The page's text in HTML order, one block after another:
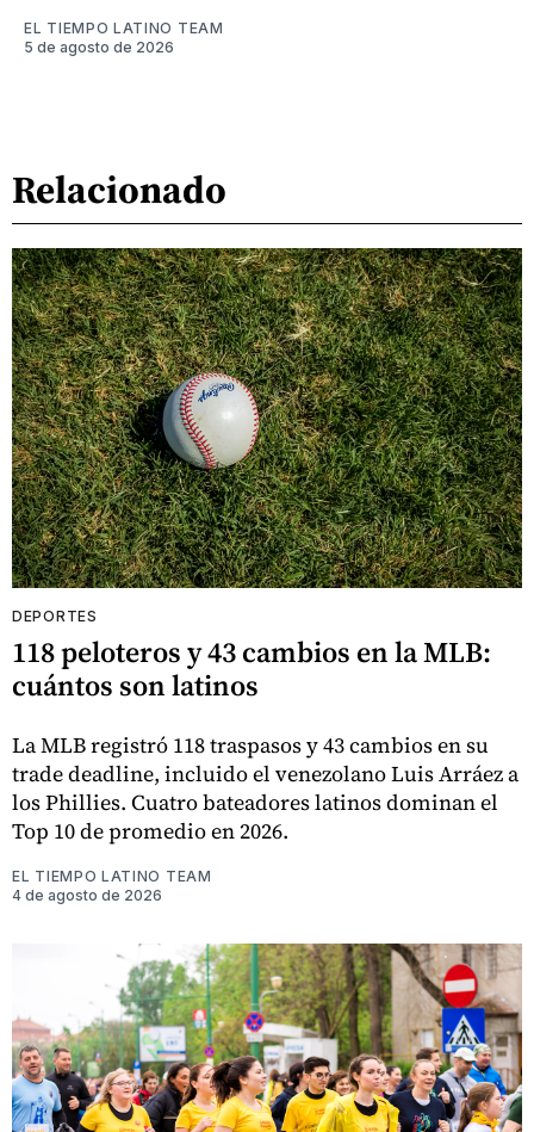
EL TIEMPO LATINO TEAM
5 de agosto de 2026
Relacionado
DEPORTES
118 peloteros y 43 cambios en la MLB:
cuántos son latinos
La MLB registró 118 traspasos y 43 cambios en su
trade deadline, incluido el venezolano Luis Arráez a
los Phillies. Cuatro bateadores latinos dominan el
Top 10 de promedio en 2026.
EL TIEMPO LATINO TEAM
4 de agosto de 2026